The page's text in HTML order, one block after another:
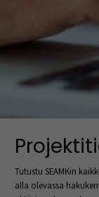
Tutustu SEAMKin
alla olevassa